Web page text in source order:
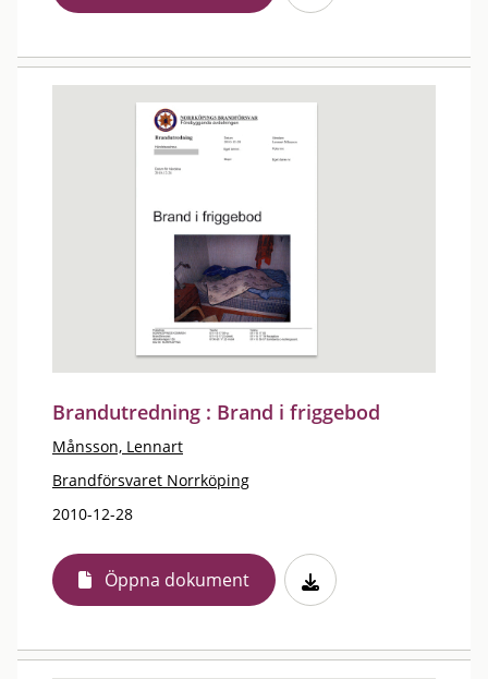
Brandutredning : Brand i friggebod
Månsson, Lennart
Brandförsvaret Norrköping
2010-12-28
Öppna dokument